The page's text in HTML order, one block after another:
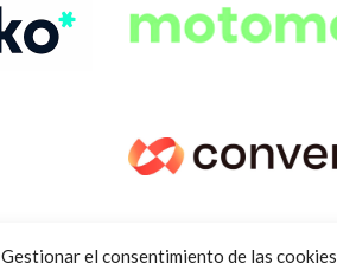
Gestionar el consentimiento de las cookies